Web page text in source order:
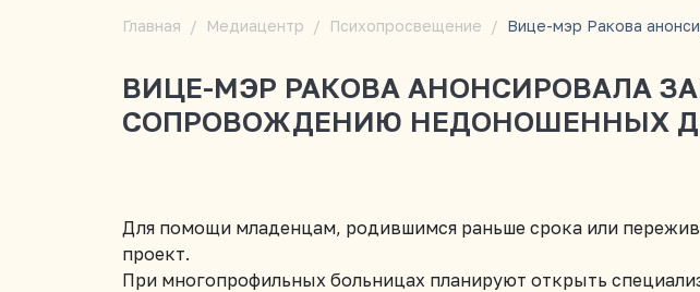
Главная Медиацентр Психопросвещение
ВИЦЕ-МЭР РАКОВА АНОНСИРОВАЛА
СОПРОВОЖДЕНИЮ НЕДОНОШЕННЫХ
Для помощи младенцам, родившимся раньше срока или
проект.
При многопрофильных больницах планируют открыть